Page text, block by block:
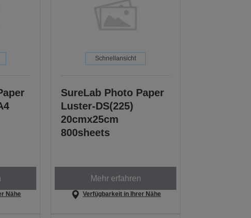
Nähe
Schnellansicht
SureLab Photo Paper
Luster-DS(225)
20cmx25cm
800sheets
Mehr erfahren
Verfügbarkeit in Ihrer Nähe